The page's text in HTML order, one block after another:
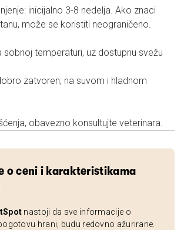
inicijalno 3-8 nedelja. Ako znaci
može se koristiti neograničeno.
sobnoj temperaturi, uz dostupnu svežu
zatvoren, na suvom i hladnom
obavezno konsultujte veterinara.
o ceni i karakteristikama
nastoji da sve informacije o
hrani, budu redovno ažurirane.